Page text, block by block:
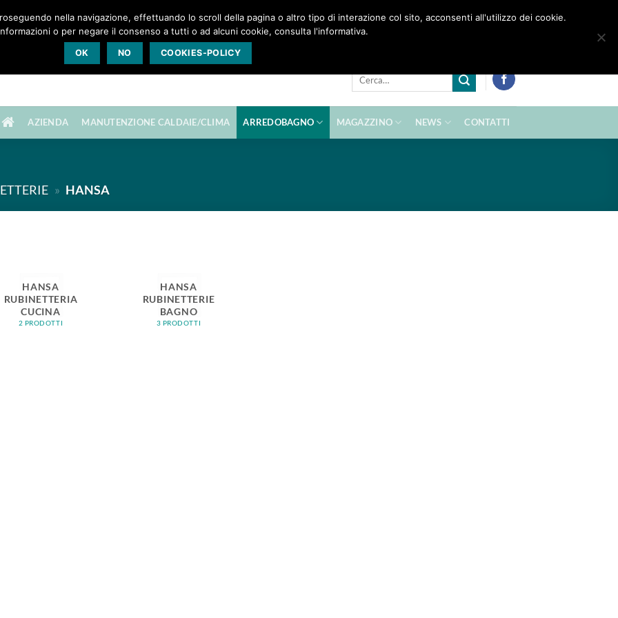
a Chiampo (VI) Chiamaci: 0444 623943 Contattaci: info@zenam.com
Cerca:
AZIENDA MANUTENZIONE CALDAIE/CLIMA ARREDOBAGNO MAGAZZINO NEWS CONTATTI
» HANSA
HANSA
RUBINETTERIA
CUCINA
2 PRODOTTI
HANSA
RUBINETTERIE
BAGNO
3 PRODOTTI
nella navigazione, effettuando lo scroll della pagina o altro tipo di interazione col sito, acconsenti all'utilizzo dei cookie.
o per negare il consenso a tutti o ad alcuni cookie, consulta l'informativa.
OK NO COOKIES-POLICY